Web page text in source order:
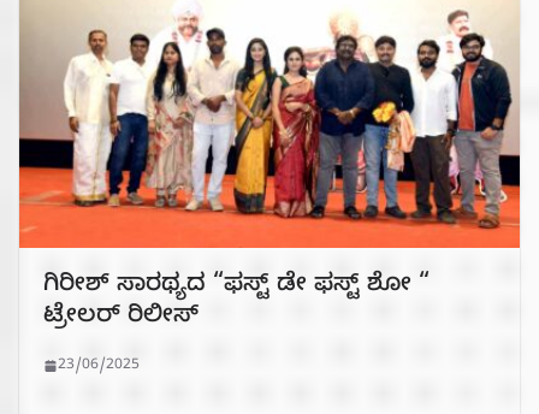
ಗಿರೀಶ್ ಸಾರಥ್ಯದ “ಫಸ್ಟ್ ಡೇ ಫಸ್ಟ್ ಶೋ “
ಟ್ರೇಲರ್ ರಿಲೀಸ್
23/06/2025